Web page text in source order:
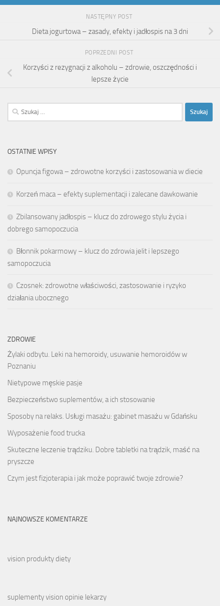
NASTĘPNY POST
Dieta jogurtowa – zasady, efekty i jadłospis na 3 dni
POPRZEDNI POST
Korzyści z rezygnacji z alkoholu – zdrowie, oszczędności i
lepsze życie
Szukaj:
OSTATNIE WPISY
Opuncja figowa – zdrowotne korzyści i zastosowania w diecie
Korzeń maca – efekty suplementacji i zalecane dawkowanie
Zbilansowany jadłospis – klucz do zdrowego stylu życia i
dobrego samopoczucia
Błonnik pokarmowy – klucz do zdrowia jelit i lepszego
samopoczucia
Czosnek: zdrowotne właściwości, zastosowanie i ryzyko
działania ubocznego
ZDROWIE
Żylaki odbytu. Leki na hemoroidy, usuwanie hemoroidów w
Poznaniu
Nietypowe męskie pasje
Bezpieczeństwo suplementów, a ich stosowanie
Sposoby na relaks. Usługi masażu: gabinet masażu w Gdańsku
Wyposażenie food trucka
Skuteczne leczenie trądziku. Dobre tabletki na trądzik, maść na
pryszcze
Czym jest fizjoterapia i jak może poprawić twoje zdrowie?
NAJNOWSZE KOMENTARZE
vision produkty diety
suplementy vision opinie lekarzy